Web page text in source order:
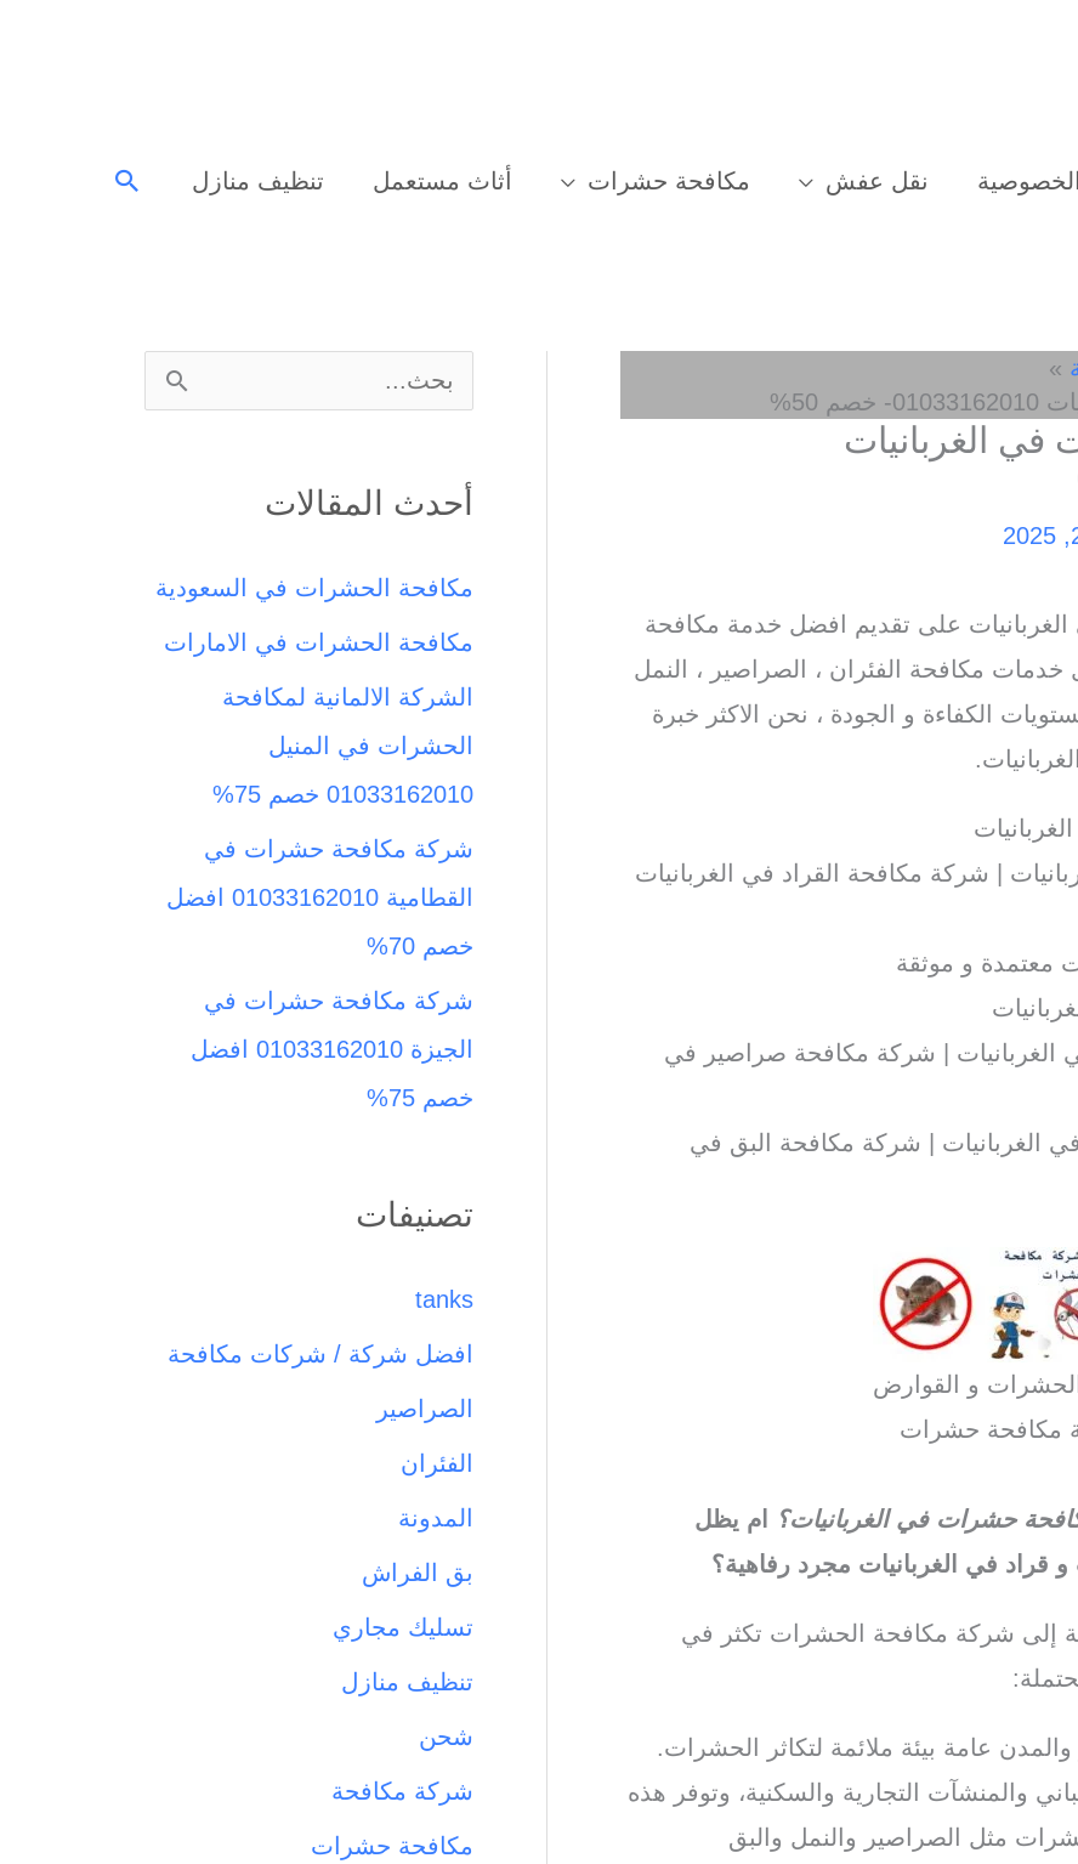
نقل عفش مكافحة حشرات أثاث مستعمل تنظيف منازل البحث
الغربانيات
على تقديم افضل خدمة مكافحة
مكافحة الفئران ، الصراصير ، النمل
الكفاءة و الجودة ، نحن الاكثر خبرة
| شركة مكافحة القراد في الغربانيات
معتمدة و موثقة
الغربانيات | شركة مكافحة صراصير في
الغربانيات | شركة مكافحة البق في
الحشرات و القوارض
مكافحة حشرات
حشرات في الغربانيات؟
ام يظل
في الغربانيات مجرد رفاهية؟
إلى شركة مكافحة الحشرات تكثر في
عامة بيئة ملائمة لتكاثر الحشرات.
والمنشآت التجارية والسكنية، وتوفر هذه
مثل الصراصير والنمل والبق
ب
ث
ن
:
أحدث المقالات
مكافحة الحشرات في السعودية
مكافحة الحشرات في الامارات
الشركة الالمانية لمكافحة
الحشرات في المنيل
01033162010 خصم 75%
شركة مكافحة حشرات في
القطامية 01033162010 افضل
خصم 70%
شركة مكافحة حشرات في
الجيزة 01033162010 افضل
خصم 75%
تصنيفات
tanks
افضل شركة / شركات مكافحة
الصراصير
الفئران
المدونة
بق الفراش
تسليك مجاري
تنظيف منازل
شحن
شركة مكافحة
مكافحة حشرات